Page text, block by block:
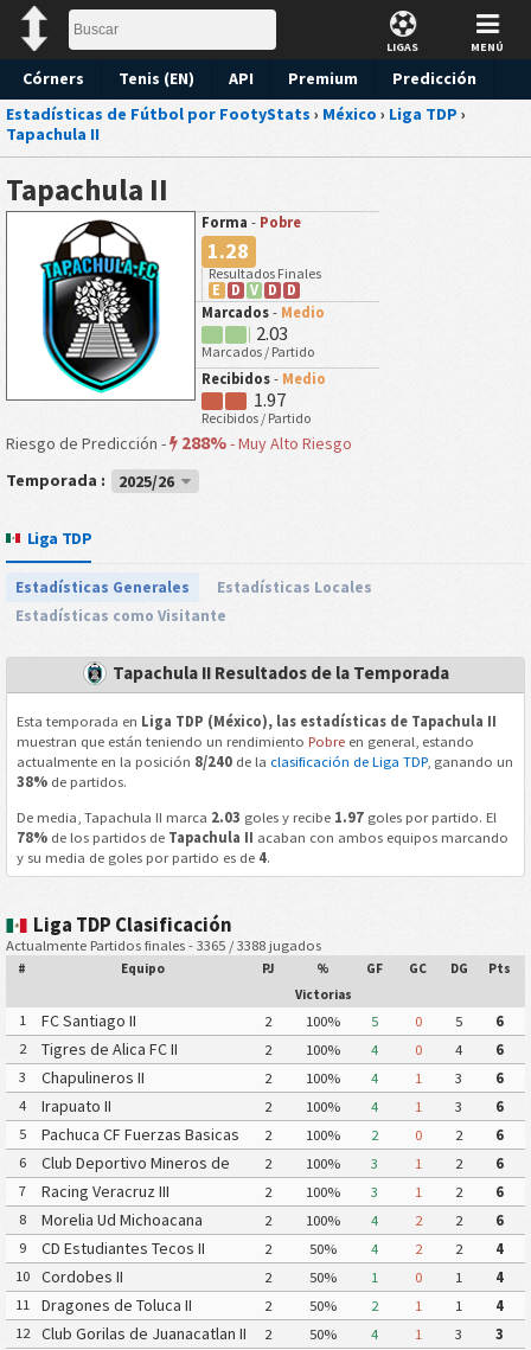
LIGAS MENÚ
Córners Tenis (EN) API Premium
Predicción
Estadísticas de Fútbol por FootyStats › México › Liga TDP ›
Tapachula II
Tapachula II
Forma - Pobre
1.28
Resultados Finales
E
D V D
D
Marcados - Medio
2.03
Marcados / Partido
Recibidos - Medio
1.97
Recibidos / Partido
Riesgo de Predicción - 288%-Muy Alto Riesgo
Temporada :
2025/26
Liga TDP
Estadísticas Generales
Estadísticas Locales
Estadísticas como Visitante
Tapachula II Resultados de la Temporada
Esta temporada en Liga TDP (México), las estadísticas de Tapachula II
muestran que están teniendo un rendimiento Pobreen general, estando
actualmente en la posición 8/240de la clasificación de Liga TDP, ganando un
38%de partidos.
De media, Tapachula II marca 2.03 goles y recibe 1.97goles por partido. El
78%de los partidos de Tapachula II acaban con ambos equipos marcando
y su media de goles por partido es de 4.
Liga TDP Clasificación
Actualmente Partidos finales - 3365 / 3388 jugados
# Equipo PJ
%
Victorias
GF GC DG Pts
1 FC Santiago II 2 100% 5 0 5
6
2
Tigres de Alica FC II 2 100% 4 0 4
6
3
Chapulineros II 2 100% 4 1 3
6
4
Irapuato II 2 100% 4 1 3
6
5
Pachuca CF Fuerzas Basicas
Pachuca CF III
2 100% 2 0 2
6
6
Club Deportivo Mineros de
Zacatecas II
2 100% 3 1 2
6
7
Racing Veracruz III 2 100% 3 1 2
6
8
Morelia Ud Michoacana 2 100% 4 2 2
6
9
CD Estudiantes Tecos II 2 50% 4 2 2
4
10
Cordobes II 2 50% 1 0 1
4
11
Dragones de Toluca II 2 50% 2 1 1
4
12
Club Gorilas de Juanacatlan II 2 50% 4 1 3
3